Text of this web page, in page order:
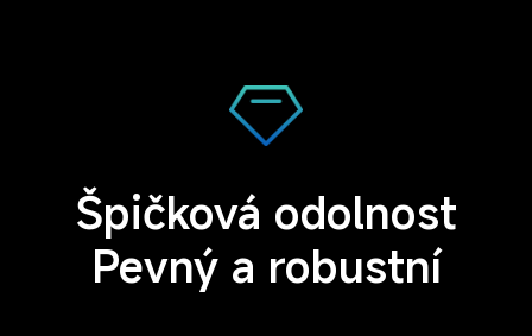
Špičková odolnost
Pevný a robustní